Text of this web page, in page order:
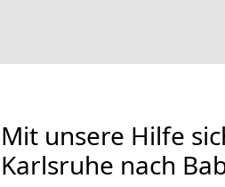
Mit unsere Hilfe
Karlsruhe nach